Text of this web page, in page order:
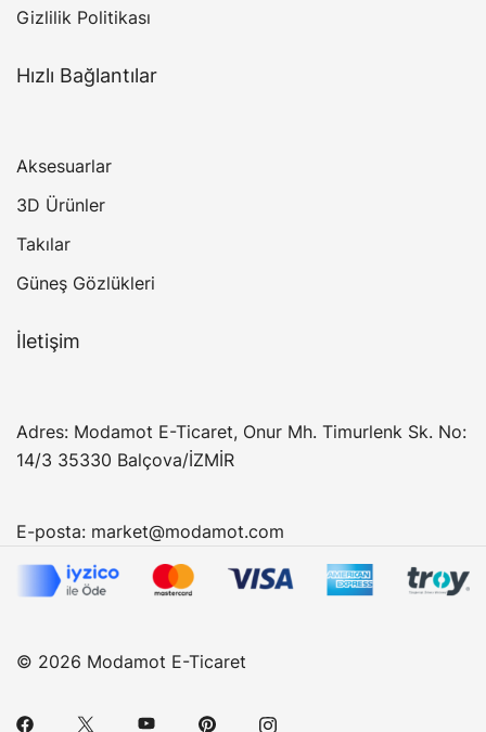
Gizlilik Politikası
Hızlı Bağlantılar
Aksesuarlar
3D Ürünler
Takılar
Güneş Gözlükleri
İletişim
Adres: Modamot E-Ticaret, Onur Mh. Timurlenk Sk. No:
14/3 35330 Balçova/İZMİR
E-posta: market@modamot.com
© 2026 Modamot E-Ticaret